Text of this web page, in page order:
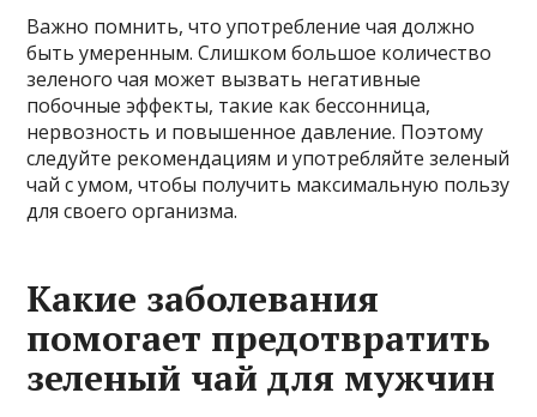
Важно помнить, что употребление чая должно
быть умеренным. Слишком большое количество
зеленого чая может вызвать негативные
побочные эффекты, такие как бессонница,
нервозность и повышенное давление. Поэтому
следуйте рекомендациям и употребляйте зеленый
чай с умом, чтобы получить максимальную пользу
для своего организма.
Какие заболевания
помогает предотвратить
зеленый чай для мужчин